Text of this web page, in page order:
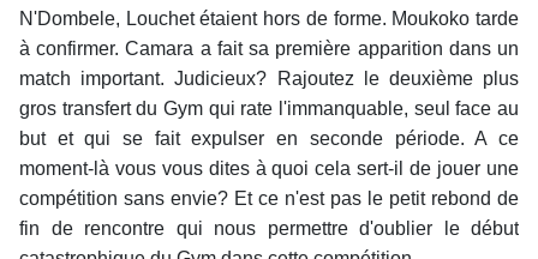
N'Dombele, Louchet étaient hors de forme. Moukoko tarde
à confirmer. Camara a fait sa première apparition dans un
match important. Judicieux? Rajoutez le deuxième plus
gros transfert du Gym qui rate l'immanquable, seul face au
but et qui se fait expulser en seconde période. A ce
moment-là vous vous dites à quoi cela sert-il de jouer une
compétition sans envie? Et ce n'est pas le petit rebond de
fin de rencontre qui nous permettre d'oublier le début